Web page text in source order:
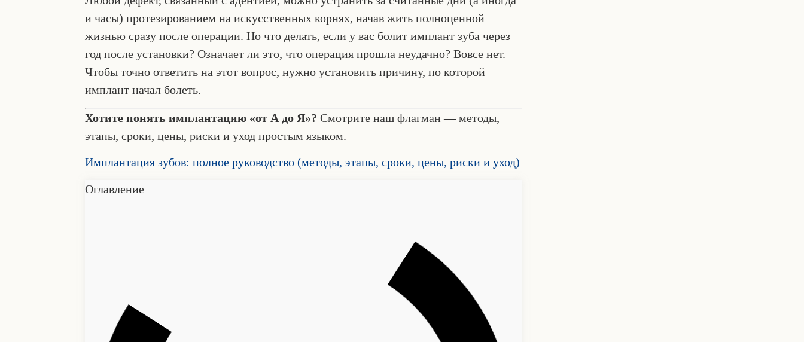
и часы) протезированием на искусственных корнях, начав жить полноценной
жизнью сразу после операции. Но что делать, если у вас болит имплант зуба через
год после установки? Означает ли это, что операция прошла неудачно? Вовсе нет.
Чтобы точно ответить на этот вопрос, нужно установить причину, по которой
имплант начал болеть.
Хотите понять имплантацию «от А до Я»? Смотрите наш флагман — методы,
этапы, сроки, цены, риски и уход простым языком.
Имплантация зубов: полное руководство (методы, этапы, сроки, цены, риски и уход)
Оглавление